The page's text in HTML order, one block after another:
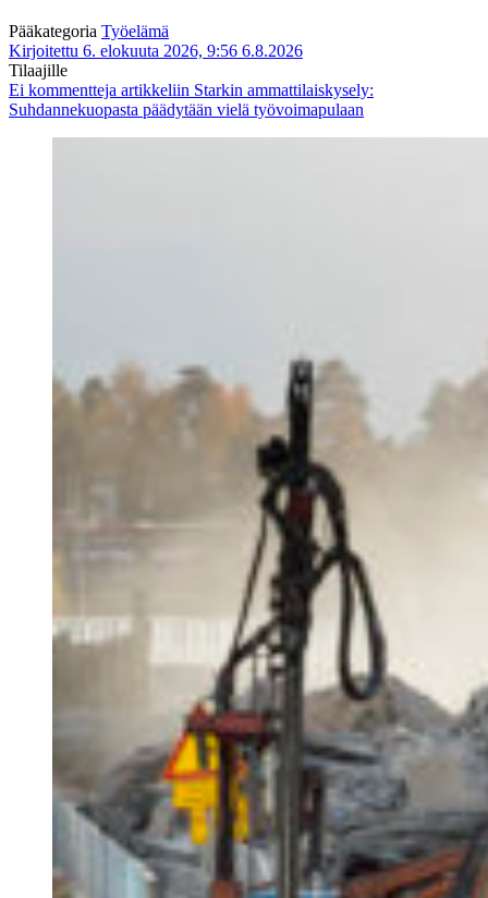
Pääkategoria Työelämä
Kirjoitettu 6. elokuuta 2026, 9:56 6.8.2026
Tilaajille
Ei kommentteja artikkeliin Starkin ammattilaiskysely:
Suhdannekuopasta päädytään vielä työvoimapulaan